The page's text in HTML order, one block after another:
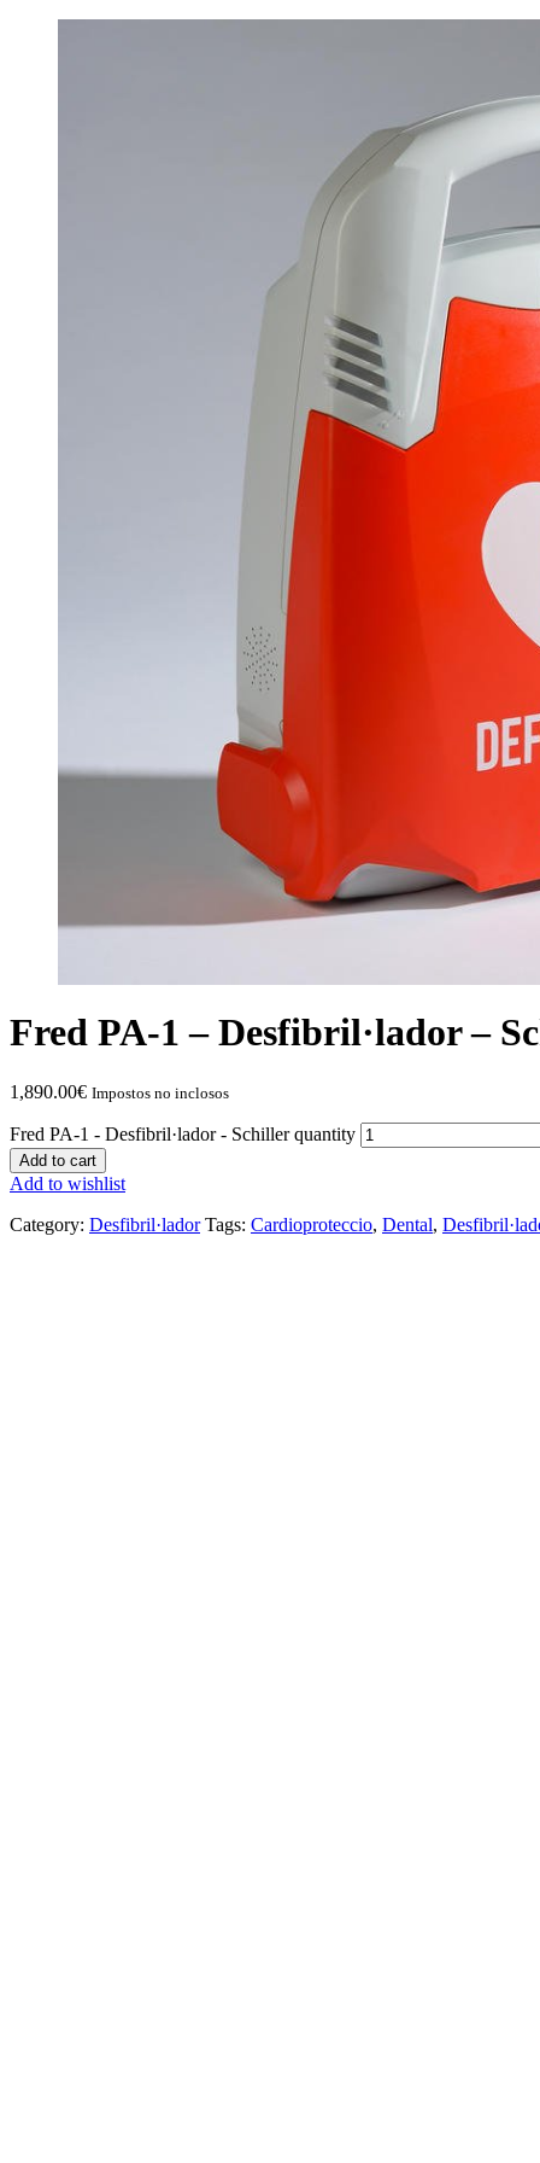
Fred PA-1 – Desfibril·lador –
1,890.00€ Impostos no inclosos
Fred PA-1 - Desfibril·lador - Schiller quantity
Add to cart
Add to wishlist
Category: Desfibril·lador Tags: Cardioproteccio, Dental,